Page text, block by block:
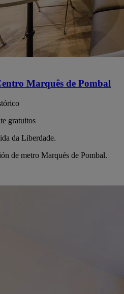
Marquês de Pombal
gratuitos
da Liberdade.
de metro Marqués de Pombal.